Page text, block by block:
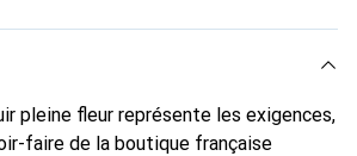
pleine fleur représente les exigences,
faire de la boutique française